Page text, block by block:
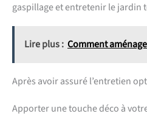
gaspillage et entretenir le jardin
Lire plus : Comment
Après avoir assuré l’entretien
Apporter une touche déco à